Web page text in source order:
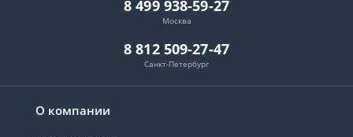
О компании
8 499 938-59-27
Москва
8 812 509-27-47
Санкт-Петербург